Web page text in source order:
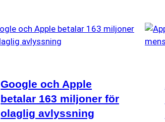
Google och Apple
betalar 163 miljoner för
olaglig avlyssning